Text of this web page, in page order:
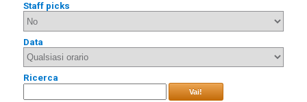
Staff picks
Data
Ricerca
Vai!